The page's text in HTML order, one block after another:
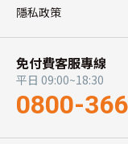
隱私政策
免付費客服專線
平日 09:00~18:30
0800-